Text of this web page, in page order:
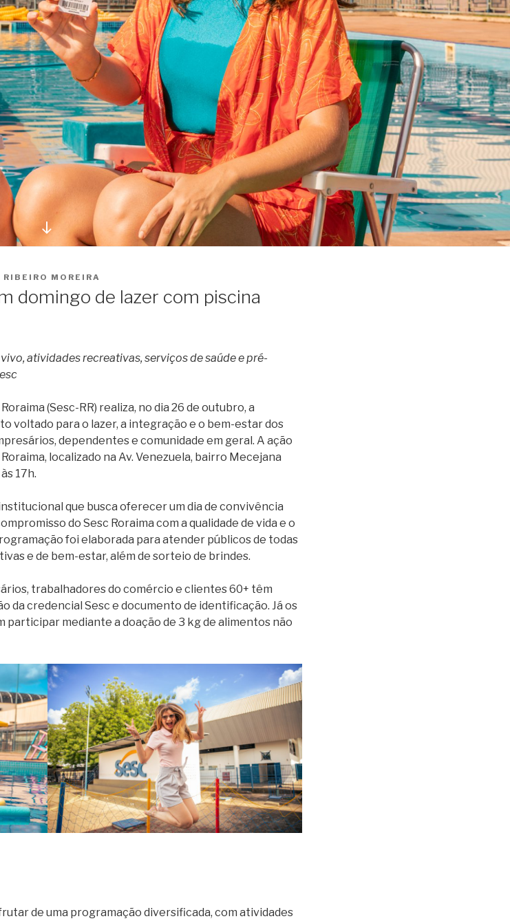
Ir
para
conteúdo
RIBEIRO MOREIRA
domingo de lazer com piscina
atividades recreativas, serviços de saúde e pré-
(Sesc-RR) realiza, no dia 26 de outubro, a
voltado para o lazer, a integração e o bem-estar dos
dependentes e comunidade em geral. A ação
localizado na Av. Venezuela, bairro Mecejana
17h.
que busca oferecer um dia de convivência
do Sesc Roraima com a qualidade de vida e o
foi elaborada para atender públicos de todas
e de bem-estar, além de sorteio de brindes.
trabalhadores do comércio e clientes 60+ têm
da credencial Sesc e documento de identificação. Já os
participar mediante a doação de 3 kg de alimentos não
de uma programação diversificada, com atividades